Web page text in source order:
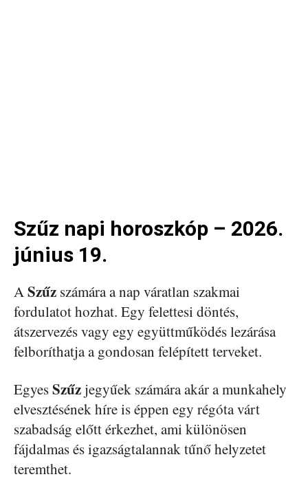
Szűz napi horoszkóp – 2026.
június 19.
ASzűz számára a nap váratlan szakmai
fordulatot hozhat. Egy felettesi döntés,
átszervezés vagy egy együttműködés lezárása
felboríthatja a gondosan felépített terveket.
EgyesSzűzjegyűek számára akár a munkahely
elvesztésének híre is éppen egy régóta várt
szabadság előtt érkezhet, ami különösen
fájdalmas és igazságtalannak tűnő helyzetet
teremthet.